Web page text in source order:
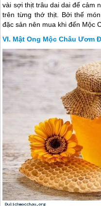
vài sợi thịt trâu dai dai để cảm
trên từng thớ thịt. Bởi thế
đặc sản nên mua khi đến Mộc
Mật Ong Mộc Châu Ươm